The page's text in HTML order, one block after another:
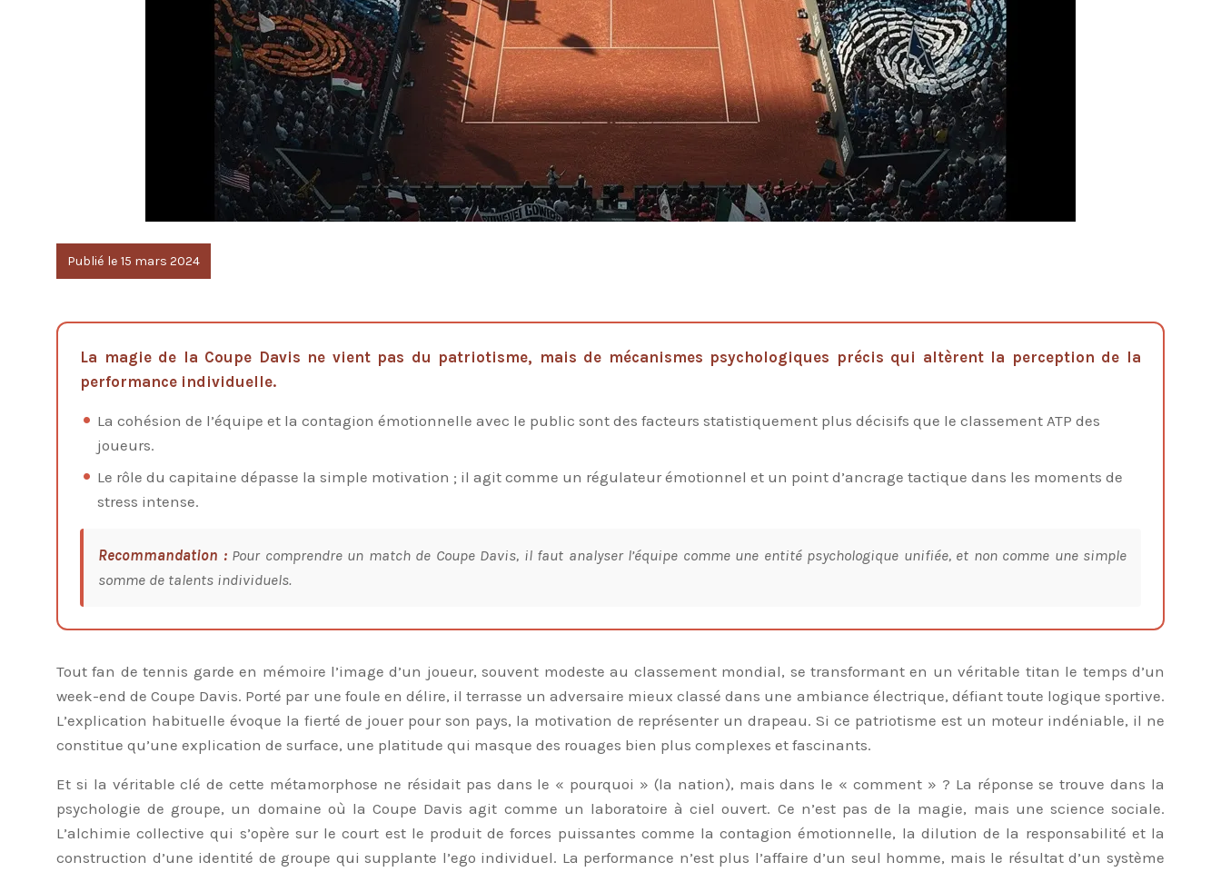
Publié le 15 mars 2024
La magie de la Coupe Davis ne vient pas du patriotisme, mais de mécanismes psychologiques précis qui altèrent la perception de la
performance individuelle.
La cohésion de l’équipe et la contagion émotionnelle avec le public sont des facteurs statistiquement plus décisifs que le classement ATP des
joueurs.
Le rôle du capitaine dépasse la simple motivation ; il agit comme un régulateur émotionnel et un point d’ancrage tactique dans les moments de
stress intense.
Recommandation :Pour comprendre un match de Coupe Davis, il faut analyser l’équipe comme une entité psychologique unifiée, et non comme une simple
somme de talents individuels.
Tout fan de tennis garde en mémoire l’image d’un joueur, souvent modeste au classement mondial, se transformant en un véritable titan le temps d’un
week-end de Coupe Davis. Porté par une foule en délire, il terrasse un adversaire mieux classé dans une ambiance électrique, défiant toute logique sportive.
L’explication habituelle évoque la fierté de jouer pour son pays, la motivation de représenter un drapeau. Si ce patriotisme est un moteur indéniable, il ne
constitue qu’une explication de surface, une platitude qui masque des rouages bien plus complexes et fascinants.
Et si la véritable clé de cette métamorphose ne résidait pas dans le « pourquoi » (la nation), mais dans le « comment » ? La réponse se trouve dans la
psychologie de groupe, un domaine où la Coupe Davis agit comme un laboratoire à ciel ouvert. Ce n’est pas de la magie, mais une science sociale.
L’alchimie collective qui s’opère sur le court est le produit de forces puissantes comme la contagion émotionnelle, la dilution de la responsabilité et la
construction d’une identité de groupe qui supplante l’ego individuel. La performance n’est plus l’affaire d’un seul homme, mais le résultat d’un système